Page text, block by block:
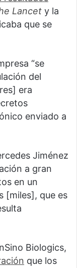
Lancet y la
que se
“se
del
era
enviado a
Jiménez
a gran
en un
[miles], que es
Biologics,
que los